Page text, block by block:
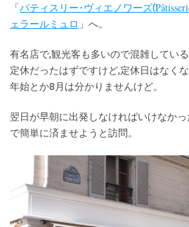
「パティスリー･ヴィエノワーズ(
ェラールミュロ 」へ。
有名店で,観光客も多いので混雑してい
定休だったはずですけど,定休日はなく
年始とか8月は分かりませんけど。
翌日が早朝に出発しなければいけなか
で簡単に済ませようと訪問。